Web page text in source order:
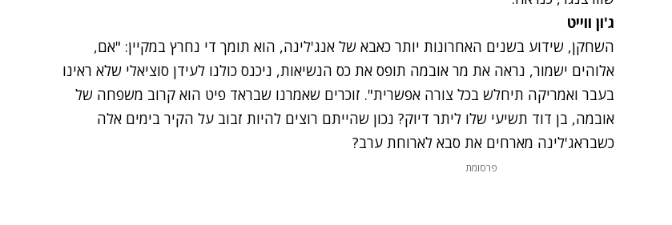
ג'ון ווייט
השחקן, שידוע בשנים האחרונות יותר כאבא של אנג'לינה, הוא תומך די נחרץ במקיין: "אם,
אלוהים ישמור, נראה את מר אובמה תופס את כס הנשיאות, ניכנס כולנו לעידן סוציאלי שלא ראינו
בעבר ואמריקה תיחלש בכל צורה אפשרית". זוכרים שאמרנו שבראד פיט הוא קרוב משפחה של
אובמה, בן דוד תשיעי שלו ליתר דיוק? נכון שהייתם רוצים להיות זבוב על הקיר בימים אלה
כשבראג'לינה מארחים את סבא לארוחת ערב?
פרסומת